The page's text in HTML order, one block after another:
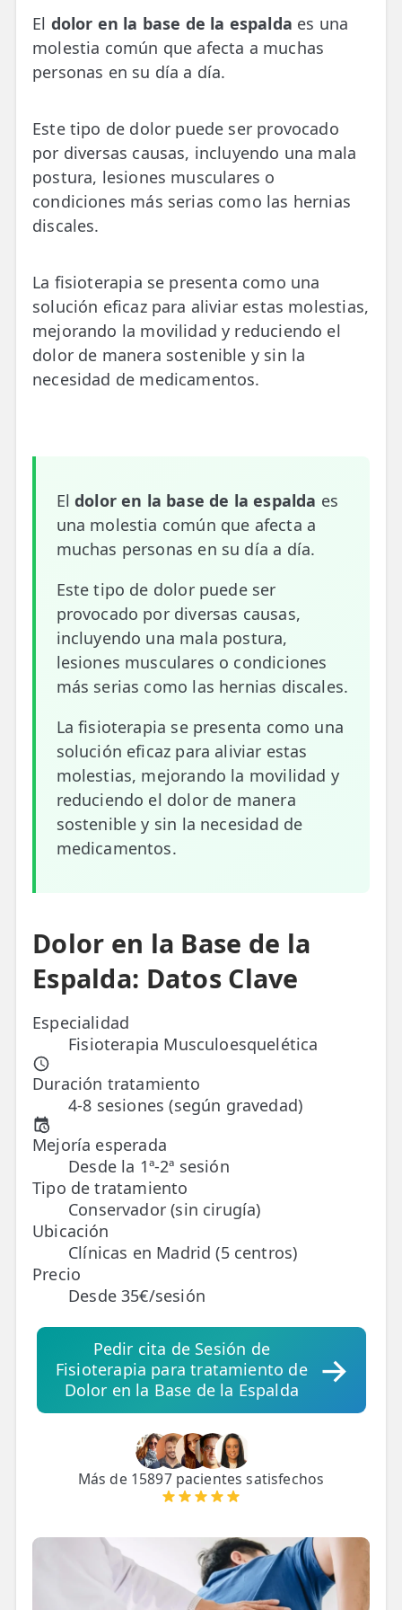
💆‍♀️ Tratamientos
😓 Síntomas
📰 Blog
🏢 Empresas
UBICACIONES
🔍 Buscador Clínicas
📍 Barrio del Pilar
📍 Chamberí - Centro
📍 Barrio Salamanca
📍 Carabanchel - Usera
📍 Getafe
TIENDA
🛍️ Tienda Bonos
🎁 Tarjetas Regalo
🛒 Carrito
❤️ Ofertas
CONTACTO
☎️ 91 005 23 63
📧 Contacta
ESPECIALIDADES
🦴 Osteopatía
🫶 Suelo Pélvico
💆 Masajes Madrid
🏅 Fisioterapia Deportiva
🧠 Fisioterapia Neurológica
🧍 Fisioterapia Vestibular
🫁 Fisioterapia Respiratoria
👶 Fisioterapia Pediátrica
TRATAMIENTOS
✅ Punción Seca
✅ EPTE - EPI
ESTÉTICA
✨ Radiofrecuencia INDIBA
✨ Drenaje Linfático Manual
✨ Presoterapia
✨ Cicatrices y Estrías
El dolor en la base de la espalda es una
molestia común que afecta a muchas
personas en su día a día.
Este tipo de dolor puede ser provocado
por diversas causas, incluyendo una mala
postura, lesiones musculares o
condiciones más serias como las hernias
discales.
La fisioterapia se presenta como una
solución eficaz para aliviar estas molestias,
mejorando la movilidad y reduciendo el
dolor de manera sostenible y sin la
necesidad de medicamentos.
Eldolor en la base de la espalda es
una molestia común que afecta a
muchas personas en su día a día.
Este tipo de dolor puede ser
provocado por diversas causas,
incluyendo una mala postura,
lesiones musculares o condiciones
más serias como las hernias discales.
La fisioterapia se presenta como una
solución eficaz para aliviar estas
molestias, mejorando la movilidad y
reduciendo el dolor de manera
sostenible y sin la necesidad de
medicamentos.
Dolor en la Base de la
Espalda: Datos Clave
Especialidad
Fisioterapia Musculoesquelética
Duración tratamiento
4-8 sesiones (según gravedad)
Mejoría esperada
Desde la 1ª-2ª sesión
Tipo de tratamiento
Conservador (sin cirugía)
Ubicación
Clínicas en Madrid (5 centros)
Precio
Desde 35€/sesión
Pedir cita de Sesión de
Fisioterapia para tratamiento de
Dolor en la Base de la Espalda
Más de 15897 pacientes satisfechos